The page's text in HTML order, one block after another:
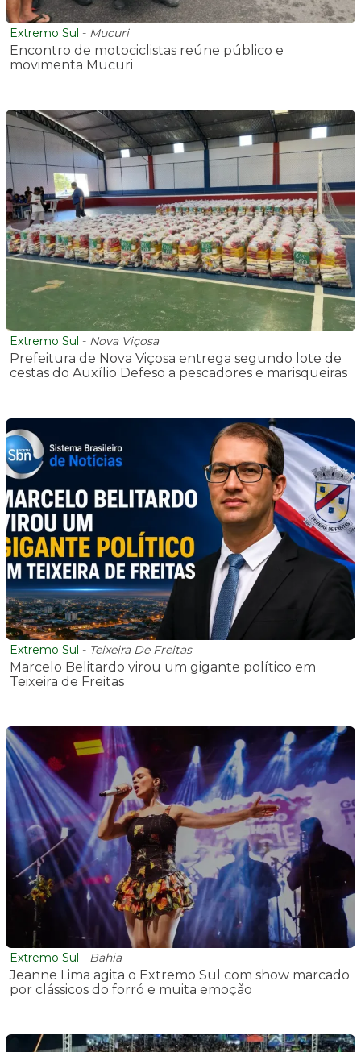
Extremo Sul - Mucuri
Encontro de motociclistas reúne público e
movimenta Mucuri
Extremo Sul - Nova Viçosa
Prefeitura de Nova Viçosa entrega segundo lote de
cestas do Auxílio Defeso a pescadores e marisqueiras
Extremo Sul - Teixeira De Freitas
Marcelo Belitardo virou um gigante político em
Teixeira de Freitas
Extremo Sul - Bahia
Jeanne Lima agita o Extremo Sul com show marcado
por clássicos do forró e muita emoção